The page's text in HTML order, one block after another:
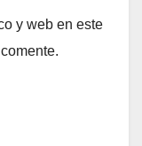
y web en este